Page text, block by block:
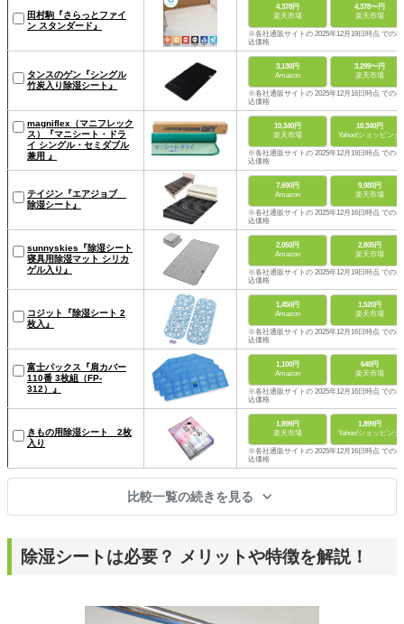
田村駒『さらっとファイ
ン スタンダード』
4,378円
楽天市場
4,378〜円
楽天市場
※各社通販サイトの 2025年12月19日時点 での税
込価格
タンスのゲン『シングル
竹炭入り除湿シート』
3,130円
Amazon
3,299〜円
楽天市場
※各社通販サイトの 2025年12月16日時点 での税
込価格
magniflex（マニフレック
ス）『マニシート・ドラ
イ シングル・セミダブル
兼用 』
10,340円
楽天市場
10,340円
Yahoo!ショッピング
※各社通販サイトの 2025年12月19日時点 での税
込価格
テイジン『エアジョブ
除湿シート』
7,690円
Amazon
9,980円
楽天市場
※各社通販サイトの 2025年12月16日時点 での税
込価格
sunnyskies『除湿シート
寝具用除湿マット シリカ
ゲル入り』
2,050円
Amazon
2,805円
楽天市場
※各社通販サイトの 2025年12月19日時点 での税
込価格
コジット『除湿シート 2
枚入』
1,450円
Amazon
1,520円
楽天市場
※各社通販サイトの 2025年12月16日時点 での税
込価格
富士パックス『肩カバー
110番 3枚組（FP-
312）』
1,100円
Amazon
640円
楽天市場
※各社通販サイトの 2025年12月16日時点 での税
込価格
きもの用除湿シート 2枚
入り
1,899円
楽天市場
1,899円
Yahoo!ショッピング
※各社通販サイトの 2025年12月16日時点 での税
込価格
比較一覧の続きを見る
除湿シートは必要？ メリットや特徴を解説！